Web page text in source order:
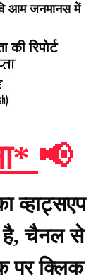
आम जनमानस में
रिपोर्ट
📢
व्हाट्सएप
है, चैनल से
पर क्लिक